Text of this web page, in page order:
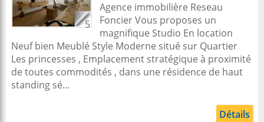
5
Agence immobilière Reseau
Foncier Vous proposes un
magnifique Studio En location
Neuf bien Meublé Style Moderne situé sur Quartier
Les princesses , Emplacement stratégique à proximité
de toutes commodités , dans une résidence de haut
standing sé...
Détails